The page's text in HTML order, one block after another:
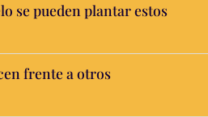
se pueden plantar estos
frente a otros